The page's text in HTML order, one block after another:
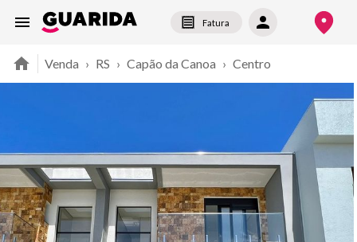
Fatura
Venda › RS › Capão da Canoa › Centro